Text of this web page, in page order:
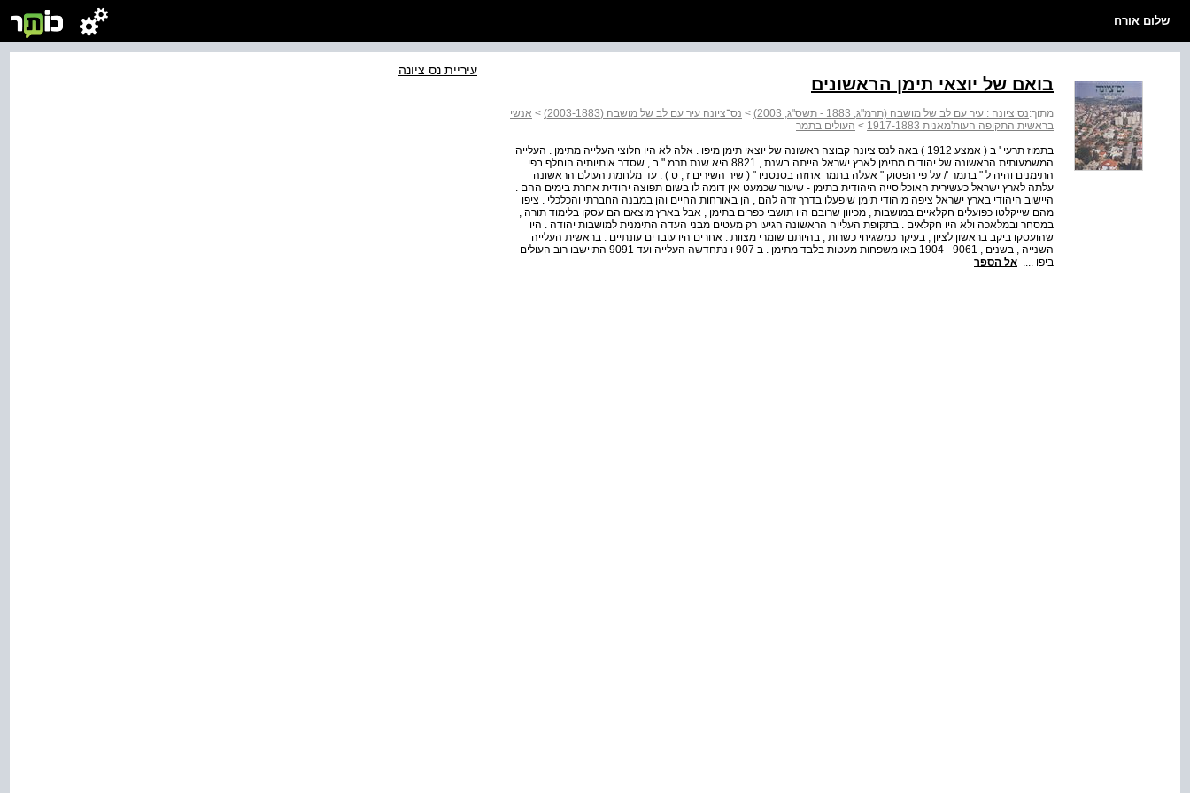
שלום אורח
בואם של יוצאי תימן הראשונים
מתוך:נס ציונה : עיר עם לב של מושבה (תרמ"ג, 1883 - תשס"ג, 2003) > נס־ציונה עיר עם לב של מושבה (2003-1883) > אנשי
בראשית התקופה העות'מאנית 1917-1883
> העולים בתמר
בתמוז תרעי ' ב ( אמצע 1912 ) באה לנס ציונה קבוצה ראשונה של יוצאי תימן מיפו . אלה לא היו חלוצי העלייה מתימן . העלייה
המשמעותית הראשונה של יהודים מתימן לארץ ישראל הייתה בשנת , 8821 היא שנת תרמ " ב , שסדר אותיותיה הוחלף בפי
התימנים והיה ל " בתמר '/ על פי הפסוק " אעלה בתמר אחזה בסנסניו " ( שיר השירים ז , ט ) . עד מלחמת העולם הראשונה
עלתה לארץ ישראל כעשירית האוכלוסייה היהודית בתימן - שיעור שכמעט אין דומה לו בשום תפוצה יהודית אחרת בימים ההם .
היישוב היהודי בארץ ישראל ציפה מיהודי תימן שיפעלו בדרך זרה להם , הן באורחות החיים והן במבנה החברתי והכלכלי . ציפו
מהם שייקלטו כפועלים חקלאיים במושבות , מכיוון שרובם היו תושבי כפרים בתימן , אבל בארץ מוצאם הם עסקו בלימוד תורה ,
במסחר ובמלאכה ולא היו חקלאים . בתקופת העלייה הראשונה הגיעו רק מעטים מבני העדה התימנית למושבות יהודה . היו
שהועסקו ביקב בראשון לציון , בעיקר כמשגיחי כשרות , בהיותם שומרי מצוות . אחרים היו עובדים עונתיים . בראשית העלייה
השנייה , בשנים , 9061 - 1904 באו משפחות מעטות בלבד מתימן . ב 907 ו נתחדשה העלייה ועד 9091 התיישבו רוב העולים
ביפו .... אל הספר
עיריית נס ציונה